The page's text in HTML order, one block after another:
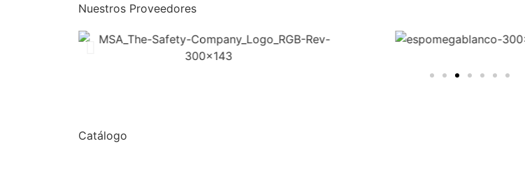
Nuestros Proveedores
Catálogo